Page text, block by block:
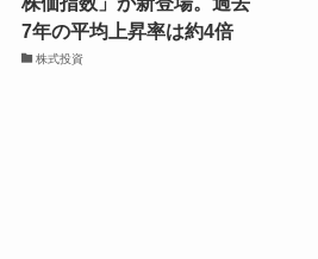
7年の平均上昇率は約4倍
株式投資